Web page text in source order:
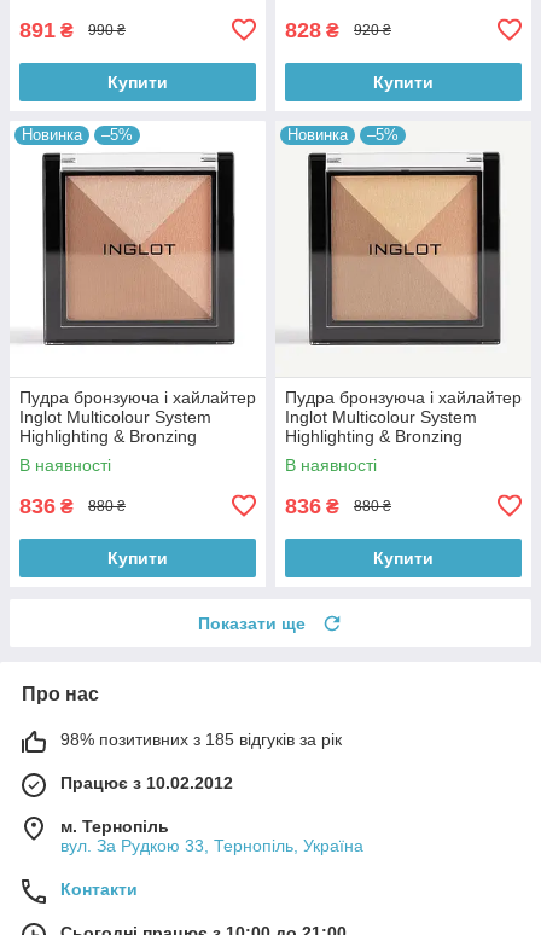
891 ₴ 990 ₴
Купити
828 ₴ 920 ₴
Купити
Новинка –5%
Пудра бронзуюча і хайлайтер
Inglot Multicolour System
Highlighting & Bronzing
Powder 11
В наявності
836 ₴ 880 ₴
Купити
Новинка –5%
Пудра бронзуюча і хайлайтер
Inglot Multicolour System
Highlighting & Bronzing
Powder 12
В наявності
836 ₴ 880 ₴
Купити
Показати ще
Про нас
98% позитивних з 185 відгуків за рік
Працює з 10.02.2012
м. Тернопіль
вул. За Рудкою 33, Тернопіль, Україна
Контакти